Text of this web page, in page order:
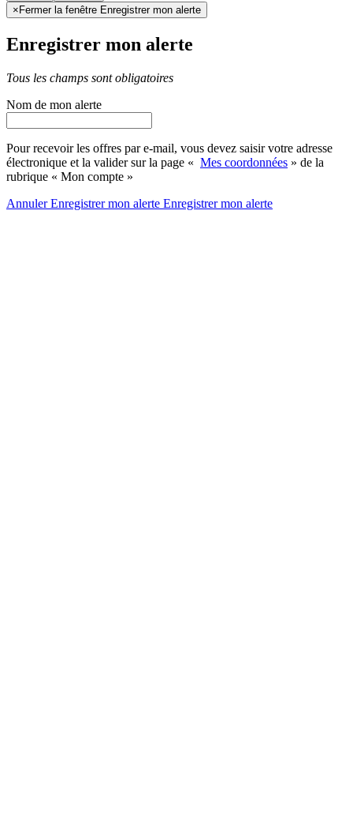
× Fermer la fenêtre Enregistrer mon alerte
Enregistrer mon alerte
Tous les champs sont obligatoires
Nom de mon alerte
Pour recevoir les offres par e-mail, vous devez saisir votre adresse
électronique et la valider sur la page « Mes coordonnées » de la
rubrique « Mon compte »
AnnulerEnregistrer mon alerte Enregistrermon alerte